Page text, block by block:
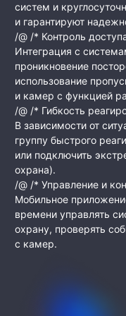
систем и
и гарантируют
/@ /* Контроль
Интеграция с
проникновение
использование
и камер с функцией
/@ /* Гибкость
В зависимости от
группу быстрого
или подключить
охрана).
/@ /* Управление и
Мобильное
времени управлять
охрану, проверять
с камер.